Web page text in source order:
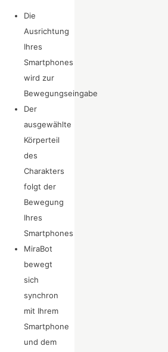
Die
Ausrichtung
Ihres
Smartphones
wird zur
Bewegungseingabe
Der
ausgewählte
Körperteil
des
Charakters
folgt der
Bewegung
Ihres
Smartphones
MiraBot
bewegt
sich
synchron
mit Ihrem
Smartphone
und dem